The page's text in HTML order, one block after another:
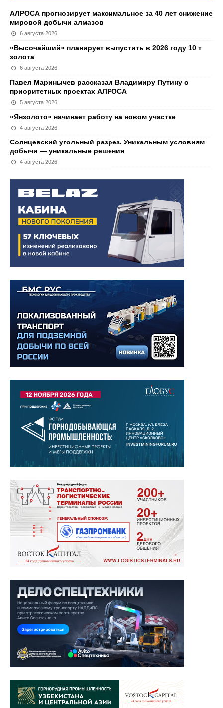
АЛРОСА прогнозирует максимальное за 40 лет снижение
мировой добычи алмазов
6 августа 2026
«Высочайший» планирует выпустить в 2026 году 10 т
золота
6 августа 2026
Павел Маринычев рассказал Владимиру Путину о
приоритетных проектах АЛРОСА
5 августа 2026
«Янзолото» начинает работу на новом участке
4 августа 2026
Солнцевский угольный разрез. Уникальным условиям
добычи — уникальные решения
4 августа 2026